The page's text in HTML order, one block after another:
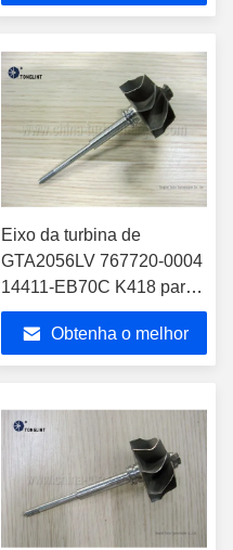
Eixo da turbina de
GTA2056LV 767720-0004
14411-EB70C K418 para
Nissan Navara 2,5 DI
Obtenha o melhor